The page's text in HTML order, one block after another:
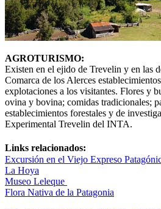
AGROTURISMO:
Existen en el ejido de Trevelin y en las
Comarca de los Alerces
explotaciones a los visitantes. Flores y
ovina y bovina; comidas tradicionales;
establecimientos forestales y de
Experimental Trevelin del INTA.
Links relacionados:
Excursión en el Viejo Expreso
La Hoya
Museo Leleque
Flora Nativa de la Patagonia